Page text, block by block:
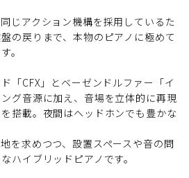
じアクション機構を採用しているた
の戻りまで、本物のピアノに極めて
。
「CFX」とベーゼンドルファー「イ
グ音源に加え、音場を立体的に再現
搭載。夜間はヘッドホンでも豊かな
を求めつつ、設置スペースや音の問
ハイブリッドピアノです。